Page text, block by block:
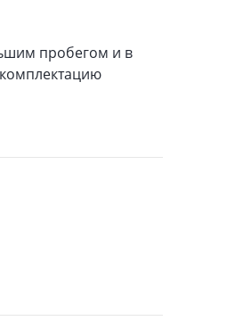
пробегом и в